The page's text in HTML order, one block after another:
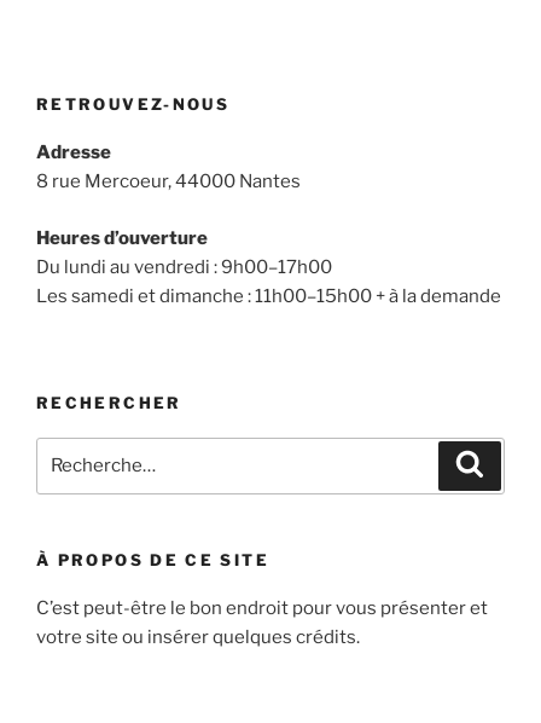
RETROUVEZ-NOUS
Adresse
8 rue Mercoeur, 44000 Nantes
Heures d’ouverture
Du lundi au vendredi : 9h00–17h00
Les samedi et dimanche : 11h00–15h00 + à la demande
RECHERCHER
pour
À PROPOS DE CE SITE
C’est peut-être le bon endroit pour vous présenter et
votre site ou insérer quelques crédits.